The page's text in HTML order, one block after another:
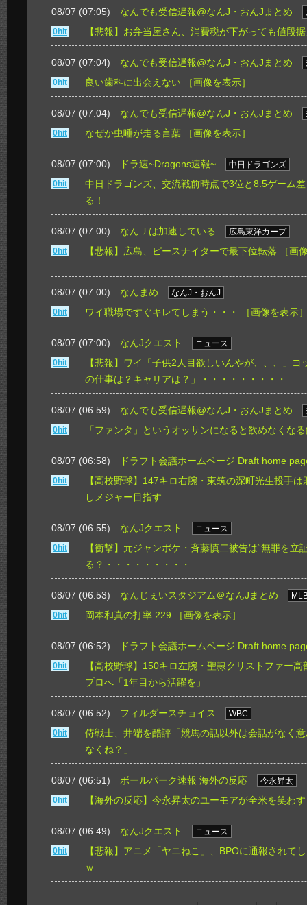
08/07 (07:05) なんでも受信遅報@なんJ・おんJまとめ
0hit
【悲報】お弁当屋さん、消費税が下がっても値段
08/07 (07:04) なんでも受信遅報@なんJ・おんJまとめ
0hit
良い歯科に出会えない ［画像を表示］
08/07 (07:04) なんでも受信遅報@なんJ・おんJまとめ
0hit
なぜか虫唾が走る言葉 ［画像を表示］
08/07 (07:00) ドラ速~Dragons速報~
中日ドラゴンズ
0hit
中日ドラゴンズ、交流戦前時点で3位と8.5ゲーム
る！
08/07 (07:00) なんＪは加速している
広島東洋カープ
0hit
【悲報】広島、ピースナイターで最下位転落 ［画
08/07 (07:00) なんまめ
なんJ・おんJ
0hit
ワイ職場ですぐキレてしまう・・・ ［画像を表示
08/07 (07:00) なんJクエスト
ニュース
0hit
【悲報】ワイ「子供2人目欲しいんやが、、、」
の仕事は？キャリアは？」・・・・・・・・・
08/07 (06:59) なんでも受信遅報@なんJ・おんJまとめ
0hit
「ファンタ」というオッサンになると飲めなくな
08/07 (06:58) ドラフト会議ホームページ Draft home
0hit
【高校野球】147キロ右腕・東筑の深町光生投手
しメジャー目指す
08/07 (06:55) なんJクエスト
ニュース
0hit
【衝撃】元ジャンポケ・斉藤慎二被告は“無罪を立
る？・・・・・・・・・
08/07 (06:53) なんじぇいスタジアム＠なんJまとめ
0hit
岡本和真の打率.229 ［画像を表示］
08/07 (06:52) ドラフト会議ホームページ Draft home
0hit
【高校野球】150キロ左腕・聖隷クリストファー
プロへ「1年目から活躍を」
08/07 (06:52) フィルダースチョイス
WBC
0hit
侍戦士、井端を酷評「競馬の話以外は会話がなく
なくね？」
08/07 (06:51) ボールパーク速報 海外の反応
今永昇太
0hit
【海外の反応】今永昇太のユーモアが全米を笑わ
08/07 (06:49) なんJクエスト
ニュース
0hit
【悲報】アニメ「ヤニねこ」、BPOに通報されて
ｗ